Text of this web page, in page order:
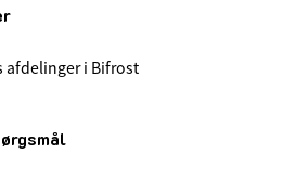
afdelinger i Bifrost